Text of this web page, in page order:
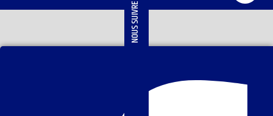
NOUS SUIVRE